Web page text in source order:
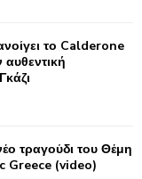
το Calderone
αυθεντική
τραγούδι του Θέμη
Greece (video)